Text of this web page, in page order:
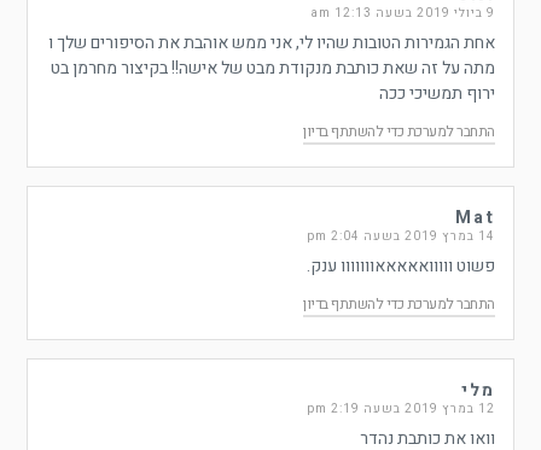
9 ביולי 2019 בשעה 12:13 am
אחת הגמירות הטובות שהיו לי, אני ממש אוהבת את הסיפורים שלך ו
מתה על זה שאת כותבת מנקודת מבט של אישה!! בקיצור מחרמן בט
ירוף תמשיכי ככה
התחבר למערכת כדי להשתתף בדיון
Mat
14 במרץ 2019 בשעה 2:04 pm
פשוט ווווואאאאאווווווו ענק.
התחבר למערכת כדי להשתתף בדיון
מלי
12 במרץ 2019 בשעה 2:19 pm
וואו את כותבת נהדר